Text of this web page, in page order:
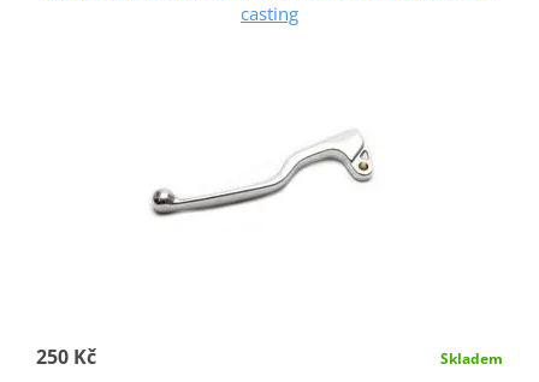
casting
250 Kč Skladem